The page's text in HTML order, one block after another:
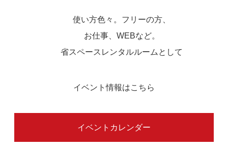
使い方色々。フリーの方、
お仕事、WEBなど。
省スペースレンタルルームとして
イベント情報はこちら
イベントカレンダー